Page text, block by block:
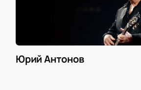
Юрий Антонов